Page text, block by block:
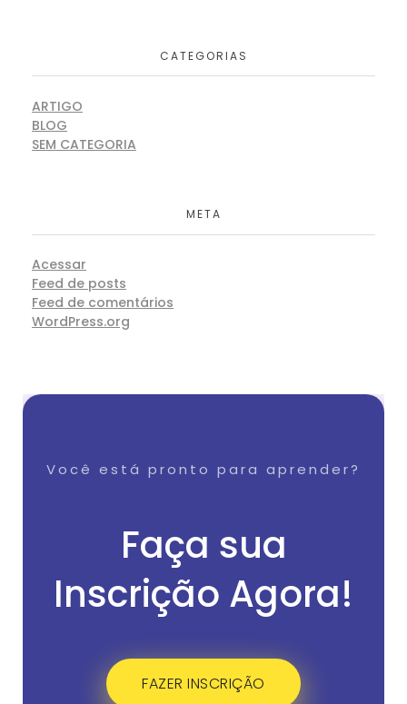
CATEGORIAS
ARTIGO
BLOG
SEM CATEGORIA
META
Acessar
Feed de posts
Feed de comentários
WordPress.org
Você está pronto para aprender?
Faça sua
Inscrição Agora!
FAZER INSCRIÇÃO